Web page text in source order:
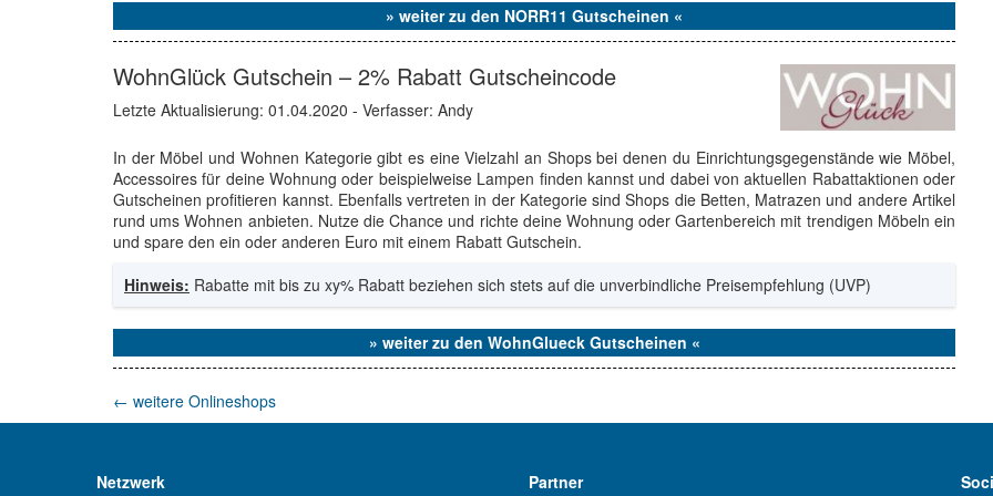
» weiter zu den NORR11 Gutscheinen «
WohnGlück Gutschein – 2% Rabatt Gutscheincode
Letzte Aktualisierung: 01.04.2020 - Verfasser: Andy
In der Möbel und Wohnen Kategorie gibt es eine Vielzahl an Shops bei denen du Einrichtungsgegenstände wie Möbel,
Accessoires für deine Wohnung oder beispielweise Lampen finden kannst und dabei von aktuellen Rabattaktionen oder
Gutscheinen profitieren kannst. Ebenfalls vertreten in der Kategorie sind Shops die Betten, Matrazen und andere Artikel
rund ums Wohnen anbieten. Nutze die Chance und richte deine Wohnung oder Gartenbereich mit trendigen Möbeln ein
und spare den ein oder anderen Euro mit einem Rabatt Gutschein.
Hinweis: Rabatte mit bis zu xy% Rabatt beziehen sich stets auf die unverbindliche Preisempfehlung (UVP)
» weiter zu den WohnGlueck Gutscheinen «
← weitere Onlineshops
Netzwerk Partner